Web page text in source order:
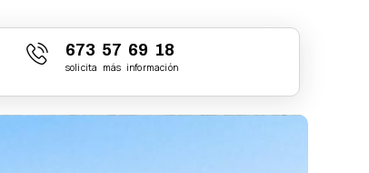
673 57 69 18
solicita más información